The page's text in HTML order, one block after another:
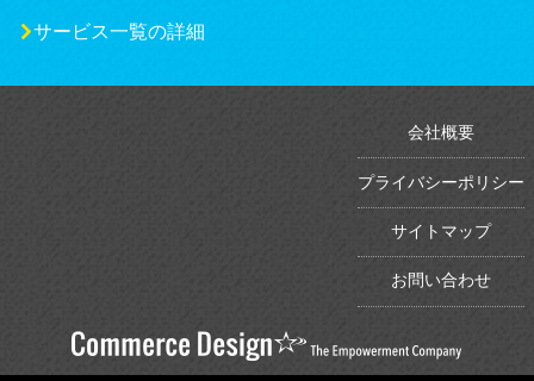
サービス一覧の詳細
会社概要
プライバシーポリシー
サイトマップ
お問い合わせ